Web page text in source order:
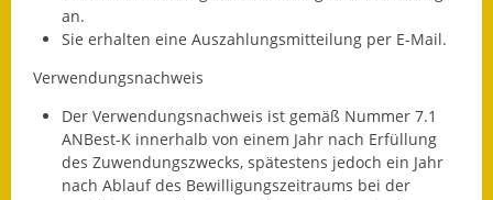
Was erledige ich wo?
Bauen und Wohnen
Baugebiete & Bauplätze
an.
Sie erhalten eine Auszahlungsmitteilung per E-Mail.
Verwendungsnachweis
Der Verwendungsnachweis ist gemäß Nummer 7.1
ANBest-K innerhalb von einem Jahr nach Erfüllung
des Zuwendungszwecks, spätestens jedoch ein Jahr
nach Ablauf des Bewilligungszeitraums bei der